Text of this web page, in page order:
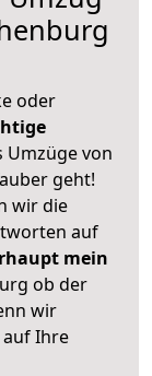
oder
Umzüge von
geht!
wir die
auf
mein
ob der
wir
Ihre